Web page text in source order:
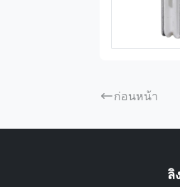
ก่อนหน้า
ลิ